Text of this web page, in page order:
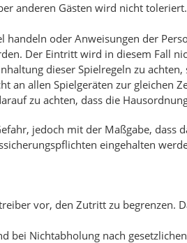
anderen Gästen wird nicht
handeln oder Anweisungen der
Der Eintritt wird in diesem Fall
dieser Spielregeln zu
an allen Spielgeräten zur
zu achten, dass die
jedoch mit der Maßgabe,
eingehalten
vor, den Zutritt zu
bei Nichtabholung nach